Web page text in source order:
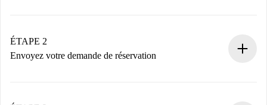
Vous disposez à l’avance de toutes les informations
nécessaires.
ÉTAPE 2
Envoyez votre demande de réservation